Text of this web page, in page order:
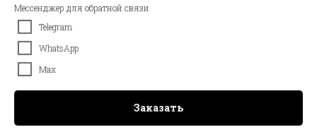
Мессенджер для обратной связи
Telegram
WhatsApp
Max
Заказать